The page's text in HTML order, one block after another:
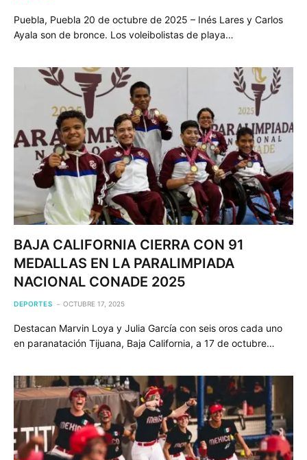
Puebla, Puebla 20 de octubre de 2025 – Inés Lares y Carlos
Ayala son de bronce. Los voleibolistas de playa…
BAJA CALIFORNIA CIERRA CON 91
MEDALLAS EN LA PARALIMPIADA
NACIONAL CONADE 2025
DEPORTES OCTUBRE 17, 2025
Destacan Marvin Loya y Julia García con seis oros cada uno
en paranatación Tijuana, Baja California, a 17 de octubre…